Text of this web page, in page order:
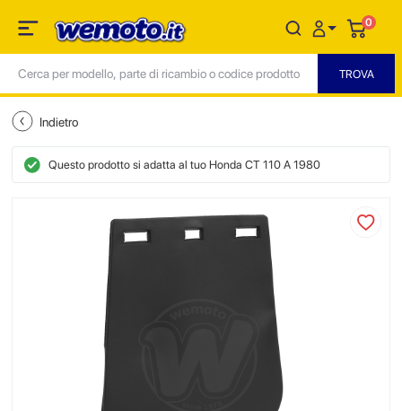
0
Indietro
Questo prodotto si adatta al tuo Honda CT 110 A 1980